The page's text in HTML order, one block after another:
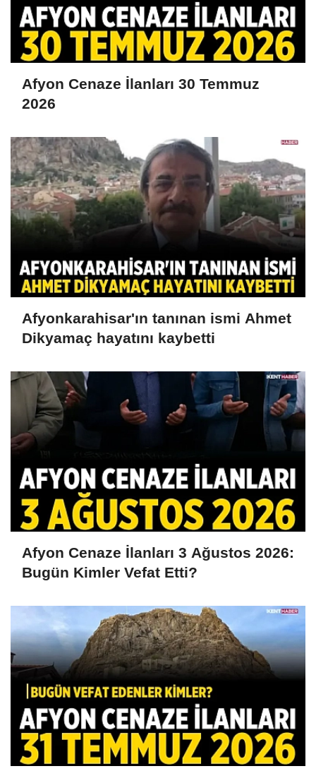
Afyon Cenaze İlanları 30 Temmuz
2026
Afyonkarahisar'ın tanınan ismi Ahmet
Dikyamaç hayatını kaybetti
Afyon Cenaze İlanları 3 Ağustos 2026:
Bugün Kimler Vefat Etti?